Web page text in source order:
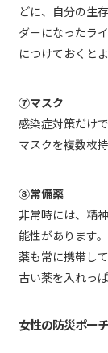
どに、自分の生
ダーになったラ
につけておくと
⑦マスク
感染症対策だけ
マスクを複数枚
⑧常備薬
非常時には、精
能性があります
薬も常に携帯し
古い薬を入れっ
女性の防災ポー